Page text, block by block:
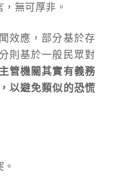
，無可厚非。
效應，部分基於存
則基於一般民眾對
主管機關其實有義務
以避免類似的恐慌